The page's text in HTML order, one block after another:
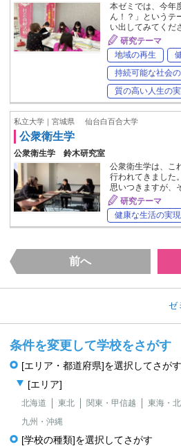
本ゼミでは、今年
ん！？」というテ
い出してみてくだ
研究テーマ
地域の再生
持続可能な社会
質の高い人生の
私立大学｜宮城県 仙台白百合大学
公衆衛生学
公衆衛生学 鈴木研究室
公衆衛生学は、こ
行われてきました
思いつきますが、
研究テーマ
健康な生活の実現
前へ
ゼ
条件を変更して学校をさがす
[エリア・都道府県]を選択してさがす
[エリア]
北海道 東北 関東・甲信越 東海・
九州・沖縄
[学校の種類]を選択してさがす